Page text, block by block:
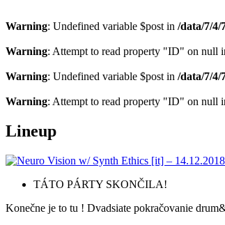
Warning: Undefined variable $post in /data/7/4/
Warning: Attempt to read property "ID" on null
Warning: Undefined variable $post in /data/7/4/
Warning: Attempt to read property "ID" on null
Lineup
TÁTO PÁRTY SKONČILA!
Konečne je to tu ! Dvadsiate pokračovanie